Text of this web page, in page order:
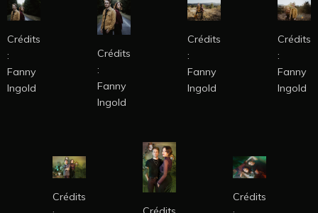
Crédits
:
Fanny
Ingold
Crédits
:
Fanny
Ingold
Crédits
:
Fanny
Ingold
Crédits
:
Fanny
Ingold
Crédits
Crédits